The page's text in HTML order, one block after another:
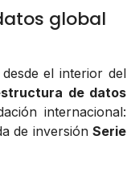
global
el interior del
de datos
internacional:
de inversión Serie